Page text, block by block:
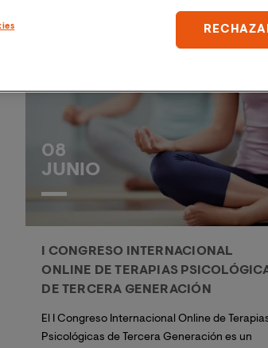
afrontar por las organizaciones sanitarias, la
de la transformación.
08
JUNIO
I CONGRESO INTERNACIONAL
ONLINE DE TERAPIAS
DE TERCERA GENERACIÓN
El I Congreso Internacional Online de
Psicológicas de Tercera Generación es un